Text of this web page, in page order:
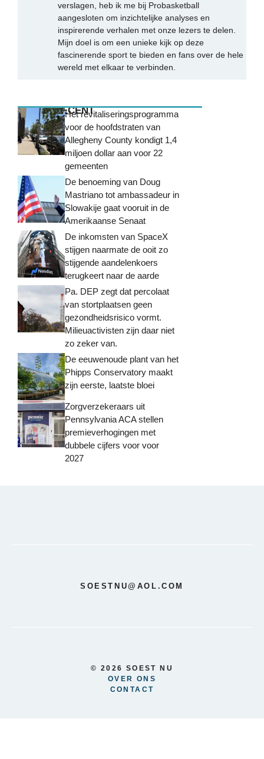
verslagen, heb ik me bij Probasketball
aangesloten om inzichtelijke analyses en
inspirerende verhalen met onze lezers te delen.
Mijn doel is om een unieke kijk op deze
fascinerende sport te bieden en fans over de hele
wereld met elkaar te verbinden.
MEEST RECENTHet revitaliseringsprogramma
voor de hoofdstraten van
Allegheny County kondigt 1,4
miljoen dollar aan voor 22
gemeenten
De benoeming van Doug
Mastriano tot ambassadeur in
Slowakije gaat vooruit in de
Amerikaanse Senaat
De inkomsten van SpaceX
stijgen naarmate de ooit zo
stijgende aandelenkoers
terugkeert naar de aarde
Pa. DEP zegt dat percolaat
van stortplaatsen geen
gezondheidsrisico vormt.
Milieuactivisten zijn daar niet
zo zeker van.
De eeuwenoude plant van het
Phipps Conservatory maakt
zijn eerste, laatste bloei
Zorgverzekeraars uit
Pennsylvania ACA stellen
premieverhogingen met
dubbele cijfers voor voor
2027
SOESTNU@AOL.COM
© 2026 SOEST NU
OVER ONS
CONTACT